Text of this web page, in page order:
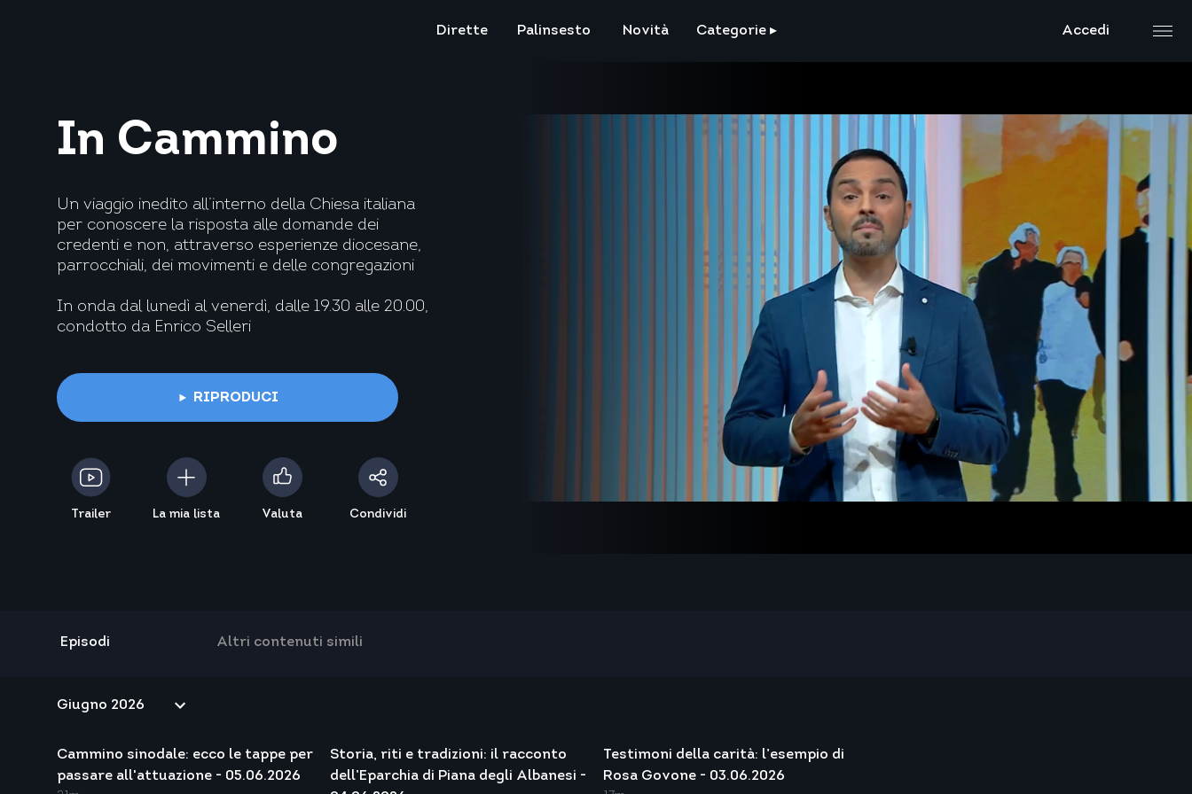
Dirette Palinsesto Novità Categorie▸ Accedi
In Cammino
Un viaggio inedito all’interno della Chiesa italiana
per conoscere la risposta alle domande dei
credenti e non, attraverso esperienze diocesane,
parrocchiali, dei movimenti e delle congregazioni
In onda dal lunedì al venerdì, dalle 19.30 alle 20.00,
condotto da Enrico Selleri
RIPRODUCI
Trailer La mia lista Valuta Condividi
Episodi Altri contenuti simili
Cammino sinodale: ecco le tappe per
passare all'attuazione - 05.06.2026
Storia, riti e tradizioni: il racconto
dell’Eparchia di Piana degli Albanesi -
Testimoni della carità: l’esempio di
Rosa Govone - 03.06.2026